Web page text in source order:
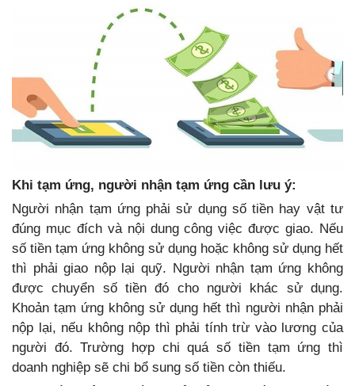
Khi tạm ứng, người nhận tạm ứng cần lưu ý:
Người nhận tạm ứng phải sử dụng số tiền hay vật tư
đúng mục đích và nội dung công việc được giao. Nếu
số tiền tạm ứng không sử dụng hoặc không sử dụng hết
thì phải giao nộp lại quỹ. Người nhận tạm ứng không
được chuyển số tiền đó cho người khác sử dụng.
Khoản tạm ứng không sử dụng hết thì người nhận phải
nộp lại, nếu không nộp thì phải tính trừ vào lương của
người đó. Trường hợp chi quá số tiền tạm ứng thì
doanh nghiệp sẽ chi bổ sung số tiền còn thiếu.